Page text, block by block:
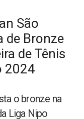
São
de Bronze
de Tênis
2024
o bronze na
Liga Nipo